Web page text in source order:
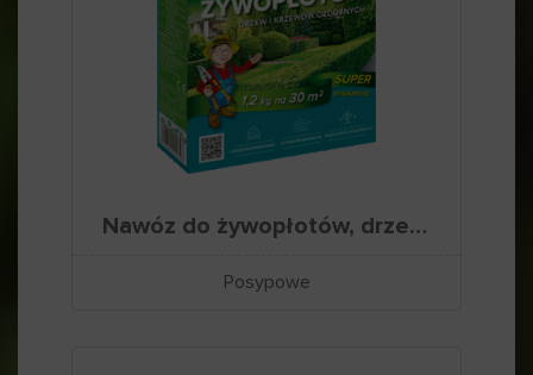
Nawóz do żywopłotów, drzew i krzewów ozdobnych
Posypowe